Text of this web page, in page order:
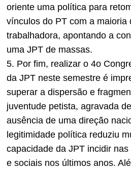
oriente uma política para
vínculos do PT com a maioria
trabalhadora, apontando a
uma JPT de massas.
5. Por fim, realizar o 4o
da JPT neste semestre é
superar a dispersão e
juventude petista, agravada
ausência de uma direção
legitimidade política reduziu
capacidade da JPT incidir
e sociais nos últimos anos.